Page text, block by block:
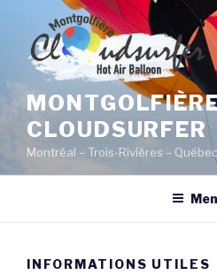
content
CLOUDSURFER
Montréal – Trois-Rivières – Québec
INFORMATIONS UTILES